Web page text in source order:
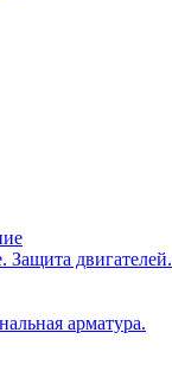
Защита двигателей.
арматура.